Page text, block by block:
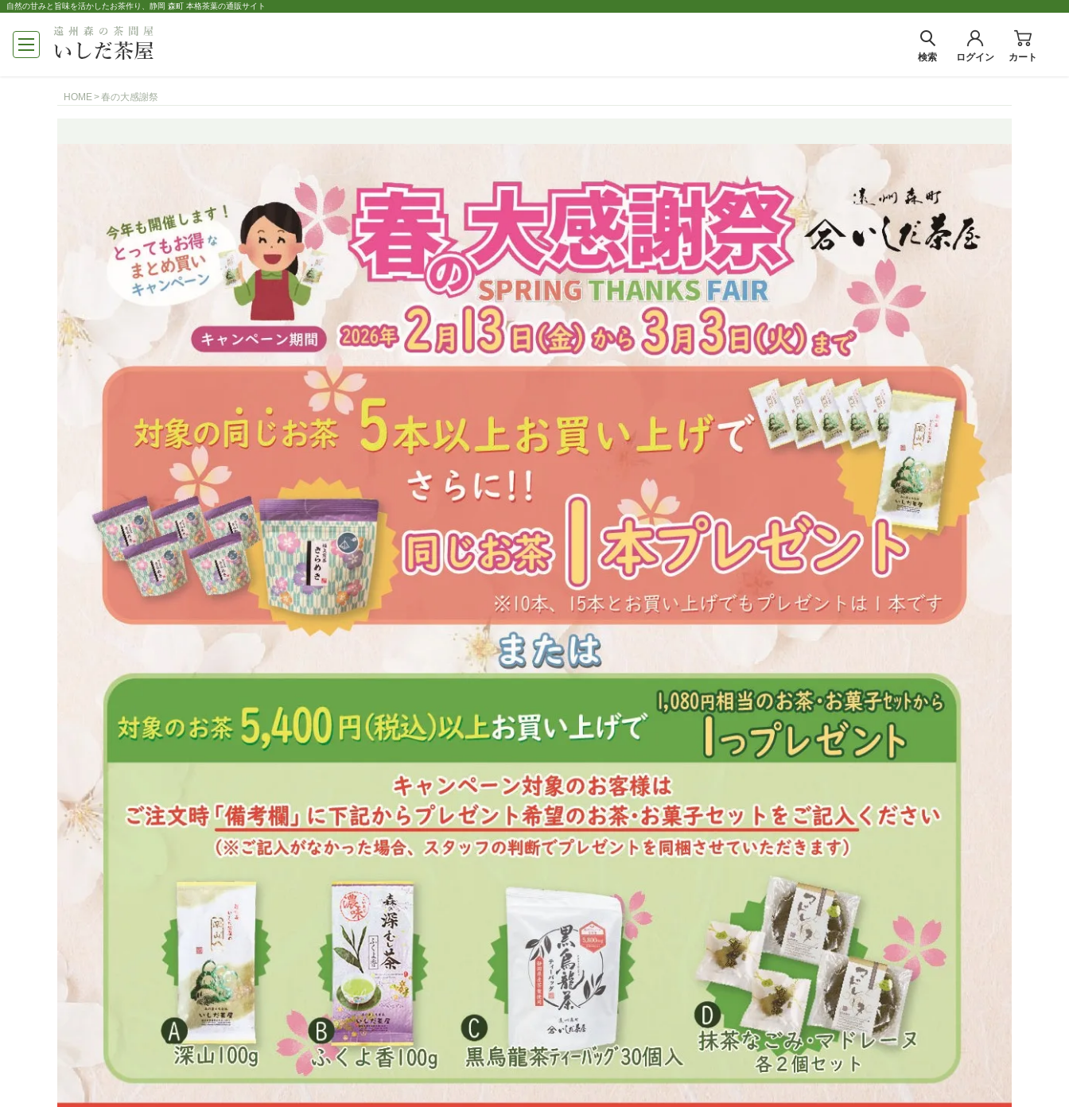
自然の甘みと旨味を活かしたお茶作り、静岡 森町 本格茶葉の通販サイト
検索 ログイン カート
HOME 春の大感謝祭